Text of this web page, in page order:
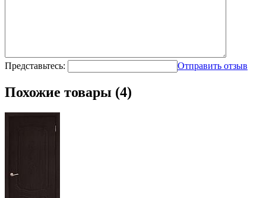
Представьтесь: Отправить отзыв
Похожие товары (4)